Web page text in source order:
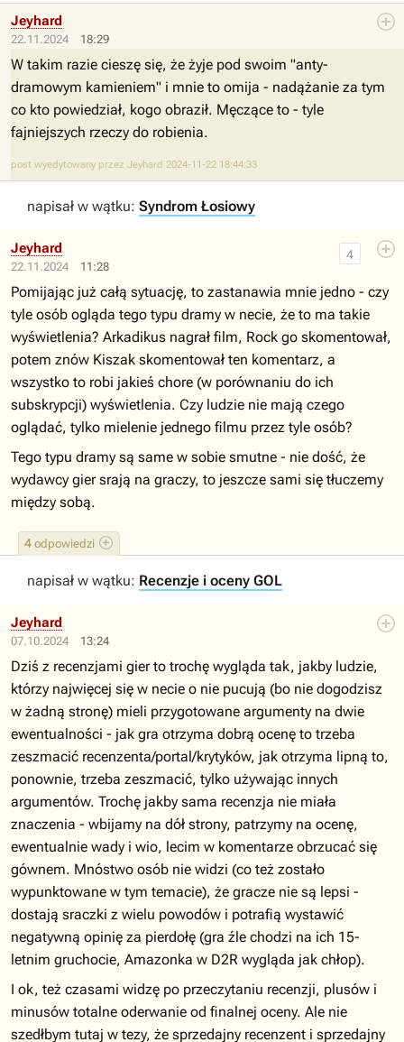
22.11.2024 18:29
Jeyhard
W takim razie cieszę się, że żyje pod swoim "anty-
dramowym kamieniem" i mnie to omija - nadążanie za tym
co kto powiedział, kogo obraził. Męczące to - tyle
fajniejszych rzeczy do robienia.
post wyedytowany przez Jeyhard 2024-11-22 18:44:33
napisał w wątku: Syndrom Łosiowy
22.11.2024 11:28
4
4 odpowiedzi
Jeyhard
Pomijając już całą sytuację, to zastanawia mnie jedno - czy
tyle osób ogląda tego typu dramy w necie, że to ma takie
wyświetlenia? Arkadikus nagrał film, Rock go skomentował,
potem znów Kiszak skomentował ten komentarz, a
wszystko to robi jakieś chore (w porównaniu do ich
subskrypcji) wyświetlenia. Czy ludzie nie mają czego
oglądać, tylko mielenie jednego filmu przez tyle osób?
Tego typu dramy są same w sobie smutne - nie dość, że
wydawcy gier srają na graczy, to jeszcze sami się tłuczemy
między sobą.
napisał w wątku: Recenzje i oceny GOL
07.10.2024 13:24
Jeyhard
Dziś z recenzjami gier to trochę wygląda tak, jakby ludzie,
którzy najwięcej się w necie o nie pucują (bo nie dogodzisz
w żadną stronę) mieli przygotowane argumenty na dwie
ewentualności - jak gra otrzyma dobrą ocenę to trzeba
zeszmacić recenzenta/portal/krytyków, jak otrzyma lipną to,
ponownie, trzeba zeszmacić, tylko używając innych
argumentów. Trochę jakby sama recenzja nie miała
znaczenia - wbijamy na dół strony, patrzymy na ocenę,
ewentualnie wady i wio, lecim w komentarze obrzucać się
gównem. Mnóstwo osób nie widzi (co też zostało
wypunktowane w tym temacie), że gracze nie są lepsi -
dostają sraczki z wielu powodów i potrafią wystawić
negatywną opinię za pierdołę (gra źle chodzi na ich 15-
letnim gruchocie, Amazonka w D2R wygląda jak chłop).
I ok, też czasami widzę po przeczytaniu recenzji, plusów i
minusów totalne oderwanie od finalnej oceny. Ale nie
szedłbym tutaj w tezy, że sprzedajny recenzent i sprzedajny